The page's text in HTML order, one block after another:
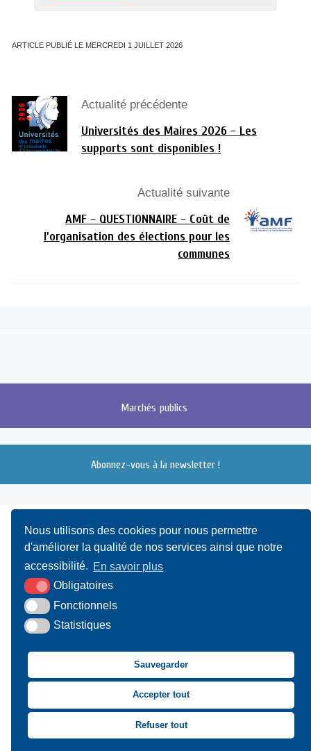
Nous utilisons des cookies pour nous permettre
d'améliorer la qualité de nos services ainsi que notre
accessibilité. En savoir plus
Obligatoires
Fonctionnels
Statistiques
Sauvegarder
Accepter tout
Refuser tout
ARTICLE PUBLIÉ LE MERCREDI 1 JUILLET 2026
Actualité précédente
Universités des Maires 2026 - Les
supports sont disponibles !
Actualité suivante
AMF - QUESTIONNAIRE - Coût de
l'organisation des élections pour les
communes
Marchés publics
Abonnez-vous à la newsletter !
UAMC- 4, Bis Avenue du Canada - 14000 CAEN
Suivez-nous sur Facebook
Suivez-nous sur X
Suivez-nous sur LinkedIn
Suivez-nous sur